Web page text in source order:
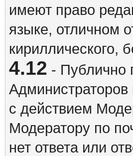
имеют право
языке, отличном
кириллического,
4.12 - Публично
с действием
Модератору по
нет ответа или